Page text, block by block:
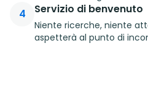
4 Servizio di benvenuto
Niente ricerche, niente
aspetterà al punto di